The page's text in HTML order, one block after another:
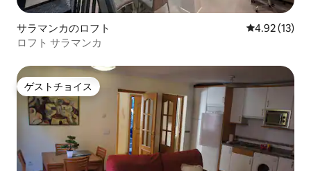
サラマンカのロフト レビュー13
4.92 (13)
ロフト サラマンカ
ゲストチョイス
ゲストチョイス